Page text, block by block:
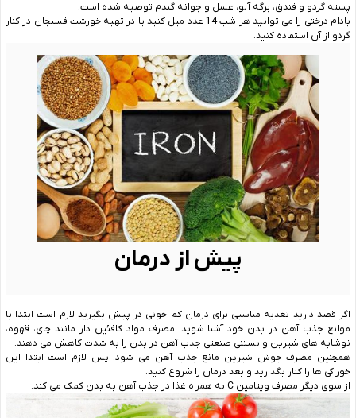
پسته گردو و فندق، برگه آلو، عسل و جوانه گندم توصیه شده است.
بادام درختی را می توانید هر شب 14 عدد میل کنید یا در تهیه خورشت فسنجان در کنار
گردو از آن استفاده کنید.
پیش از درمان
اگر قصد دارید تغذیه مناسبی برای درمان کم خونی در پیش بگیرید لازم است ابتدا با
موانع جذب آهن در بدن خود آشنا شوید. مصرف مواد کافئین دار مانند چای، قهوه،
نوشابه های شیرین و بستنی صنعتی جذب آهن در بدن را به شدت کاهش می دهند.
همچنین مصرف جوش شیرین مانع جذب آهن می شود. پس لازم است ابتدا این
خوراکی ها را کنار بگذارید و بعد درمان را شروع کنید.
از سوی دیگر مصرف ویتامین C به همراه غذا در جذب آهن به بدن کمک می کند.